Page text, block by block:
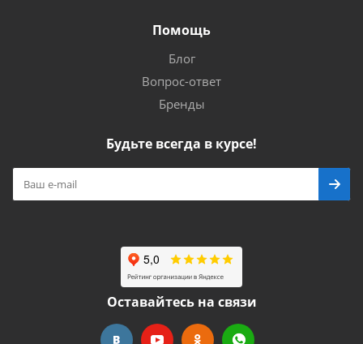
Помощь
Блог
Вопрос-ответ
Бренды
Будьте всегда в курсе!
Оставайтесь на связи